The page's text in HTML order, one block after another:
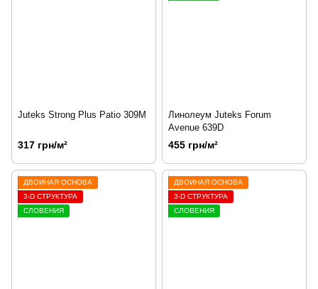
Juteks Strong Plus Patio 309M
317 грн/м²
Линолеум Juteks Forum
Avenue 639D
455 грн/м²
ДВОЙНАЯ ОСНОВА
3-D СТРУКТУРА
СЛОВЕНИЯ
ДВОЙНАЯ ОСНОВА
3-D СТРУКТУРА
СЛОВЕНИЯ